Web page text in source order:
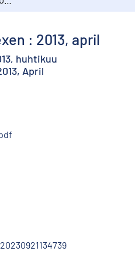
: 2013, april
huhtikuu
April